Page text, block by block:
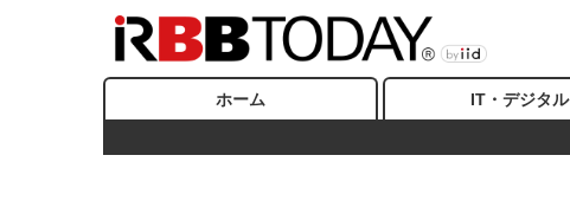
ホーム IT・デジタル